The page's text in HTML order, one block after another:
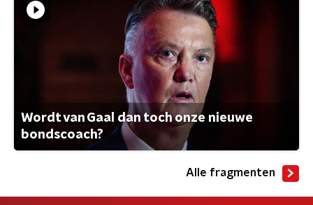
Wordt van Gaal dan toch onze nieuwe
bondscoach?
Alle fragmenten